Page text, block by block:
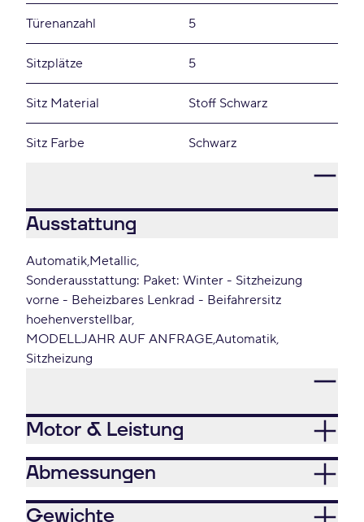
Türenanzahl 5
Sitzplätze 5
Sitz Material Stoff Schwarz
Sitz Farbe Schwarz
Ausstattung
Automatik Metallic
Sonderausstattung: Paket: Winter - Sitzheizung
vorne - Beheizbares Lenkrad - Beifahrersitz
hoehenverstellbar
MODELLJAHR AUF ANFRAGEAutomatik
Sitzheizung
Motor & Leistung
Abmessungen
Gewichte